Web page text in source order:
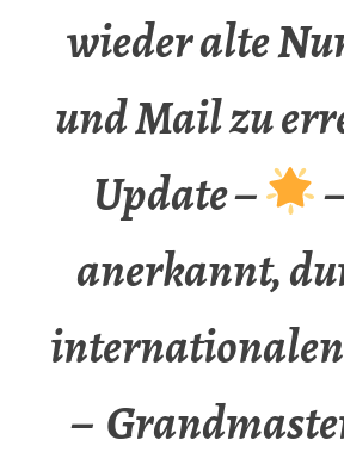
wieder alte
und Mail zu
Update –
anerkannt,
–